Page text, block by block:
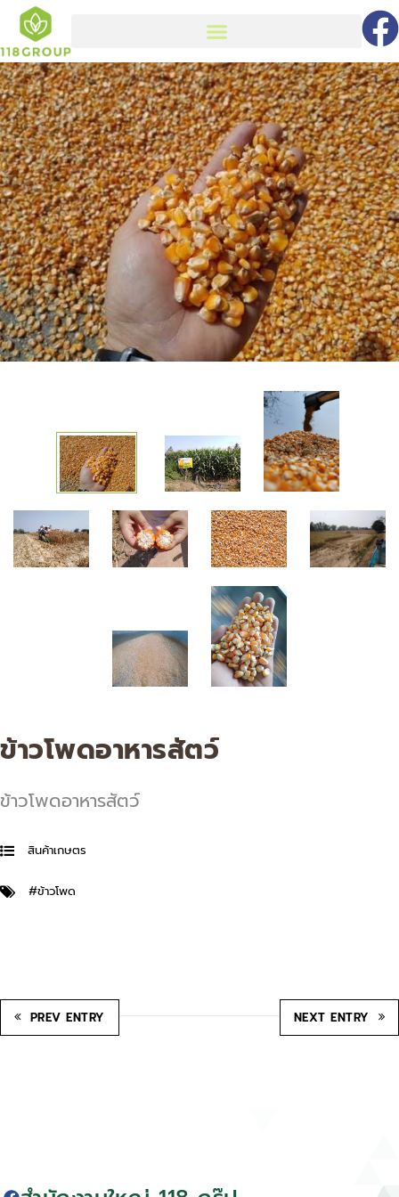
ข้าวโพดอาหารสัตว์
ข้าวโพดอาหารสัตว์
สินค้าเกษตร
#ข้าวโพด
PREV ENTRY NEXT ENTRY